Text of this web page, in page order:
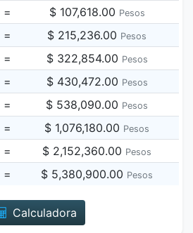
= $ 107,618.00 Pesos
= $ 215,236.00 Pesos
= $ 322,854.00 Pesos
= $ 430,472.00 Pesos
= $ 538,090.00 Pesos
= $ 1,076,180.00 Pesos
= $ 2,152,360.00 Pesos
= $ 5,380,900.00 Pesos
Calculadora